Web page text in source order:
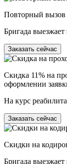
Повторный вызов
Бригада выезжает
Заказать сейчас
Скидка 11% на
оформлении
На курс
Заказать сейчас
Скидки на
Бригада выезжает